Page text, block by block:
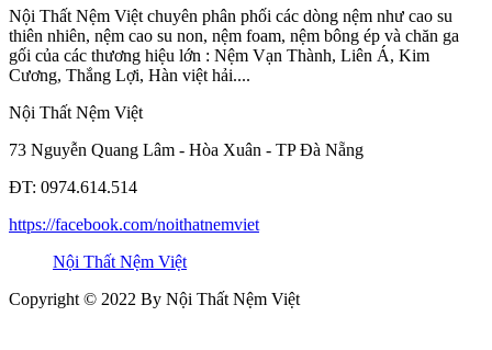
Nội Thất Nệm Việt chuyên phân phối các dòng nệm như cao su
thiên nhiên, nệm cao su non, nệm foam, nệm bông ép và chăn ga
gối của các thương hiệu lớn : Nệm Vạn Thành, Liên Á, Kim
Cương, Thắng Lợi, Hàn việt hải....
Nội Thất Nệm Việt
73 Nguyễn Quang Lâm - Hòa Xuân - TP Đà Nẵng
ĐT: 0974.614.514
https://facebook.com/noithatnemviet
Nội Thất Nệm Việt
Copyright © 2022 By Nội Thất Nệm Việt